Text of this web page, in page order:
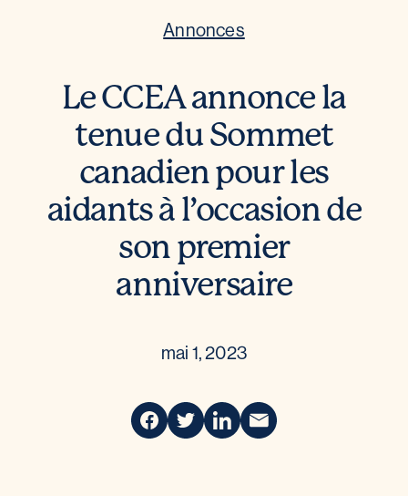
Annonces
Le CCEA annonce la
tenue du Sommet
canadien pour les
aidants à l’occasion de
son premier
anniversaire
mai 1, 2023